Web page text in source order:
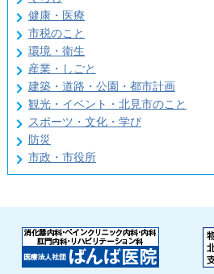
健康・医療
市税のこと
環境・衛生
産業・しごと
建築・道路・公園・都市計画
観光・イベント・北見市のこと
スポーツ・文化・学び
防災
市政・市役所